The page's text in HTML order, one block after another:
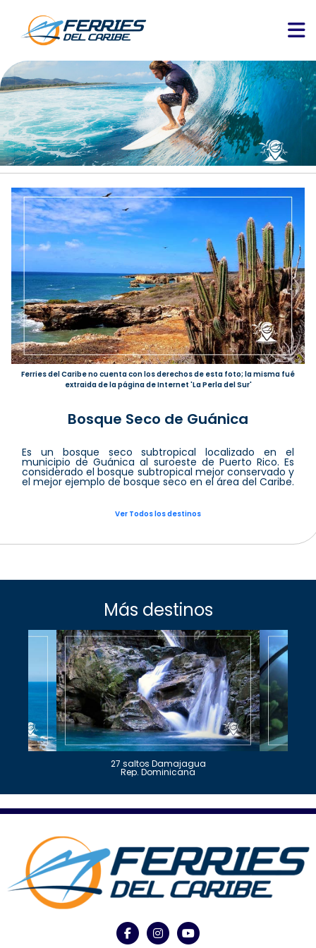
Ferries del Caribe no cuenta con los derechos de esta foto; la misma fué
extraida de la página de Internet 'La Perla del Sur'
Bosque Seco de Guánica
Es un bosque seco subtropical localizado en el
municipio de Guánica al suroeste de Puerto Rico. Es
considerado el bosque subtropical mejor conservado y
el mejor ejemplo de bosque seco en el área del Caribe.
Ver Todos los destinos
Más destinos
27 saltos Damajagua
Rep. Dominicana